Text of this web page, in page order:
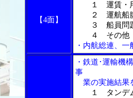
【4面】
１ 運賃・
２ 運航船
３ 船員問
４ その他
・内航総連、
・鉄道･運輸機
事
業の実施結果
１ タンデ